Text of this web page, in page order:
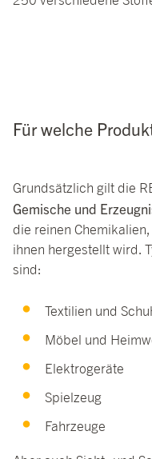
Für welche
Grundsätzlich gilt die
Gemische und
die reinen
ihnen hergestellt wird.
sind:
Textilien und
Möbel und
Elektrogeräte
Spielzeug
Fahrzeuge